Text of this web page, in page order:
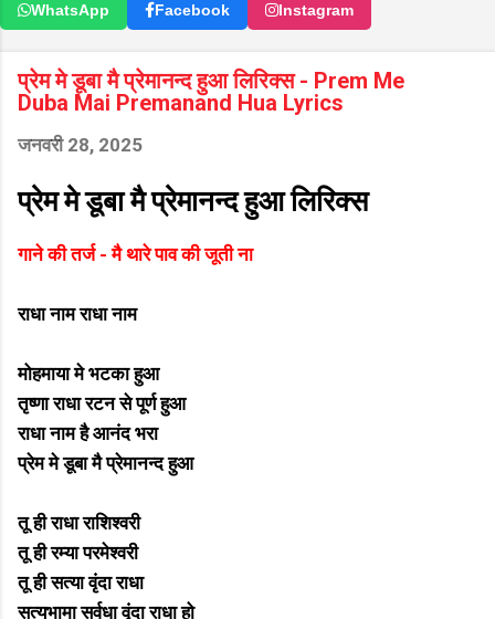
WhatsApp Facebook Instagram
प्रेम मे डूबा मै प्रेमानन्द हुआ लिरिक्स - Prem Me
Duba Mai Premanand Hua Lyrics
जनवरी 28, 2025
प्रेम मे डूबा मै प्रेमानन्द हुआ लिरिक्स
गाने की तर्ज - मै थारे पाव की जूती ना
राधा नाम राधा नाम
मोहमाया मे भटका हुआ
तृष्णा राधा रटन से पूर्ण हुआ
राधा नाम है आनंद भरा
प्रेम मे डूबा मै प्रेमानन्द हुआ
तू ही राधा राशिश्वरी
तू ही रम्या परमेश्वरी
तू ही सत्या वृंदा राधा
सत्यभामा सर्वधा वृंदा राधा हो